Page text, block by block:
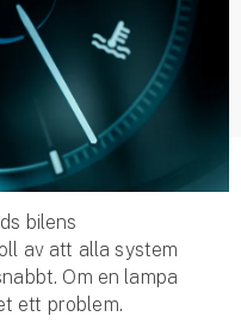
bilens
av att alla system
Om en lampa
ett problem.